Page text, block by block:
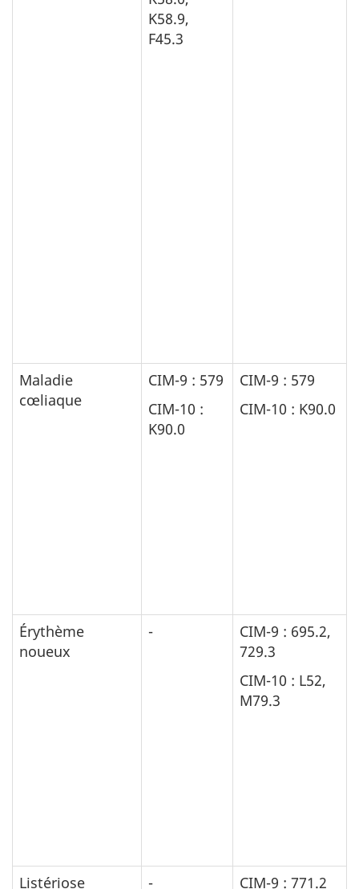
K58.9,
F45.3
Maladie
cœliaque
CIM-9 : 579
CIM-10 :
K90.0
CIM-9 : 579
CIM-10 : K90.0
Érythème
noueux
-
CIM-9 : 695.2,
729.3
CIM-10 : L52,
M79.3
Listériose - CIM-9 : 771.2